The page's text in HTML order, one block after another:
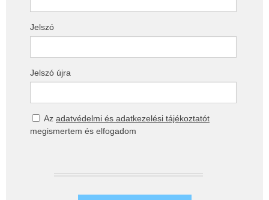
Jelszó
Jelszó újra
Az adatvédelmi és adatkezelési tájékoztatót
megismertem és elfogadom